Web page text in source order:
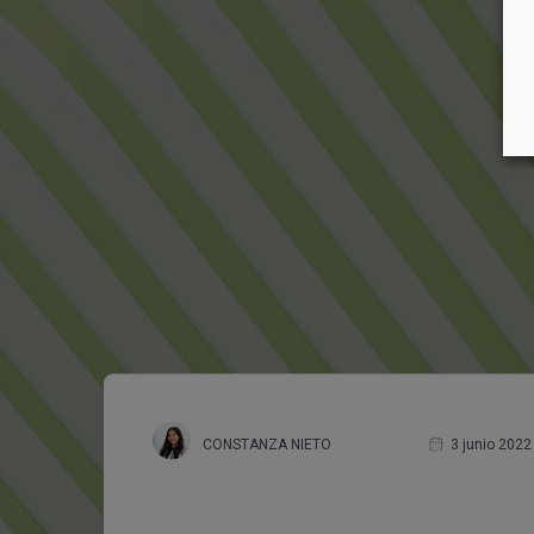
CONSTANZA NIETO 3 junio 2022
Email
Apellido
Nombre
Tipo